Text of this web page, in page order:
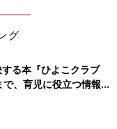
グ
る本『ひよこクラブ
、育児に役立つ情報が